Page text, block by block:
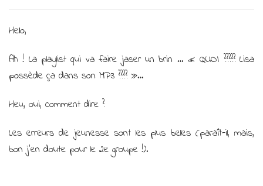
garçons…
Hello,
Ah ! La playlist qui va faire jaser un brin … « QUOI ????? Lisa
possède ça dans son MP3 ???? »…
Heu, oui, comment dire ?
Les erreurs de jeunesse sont les plus belles (paraît-il, mais,
bon j’en doute pour le 2e groupe !).